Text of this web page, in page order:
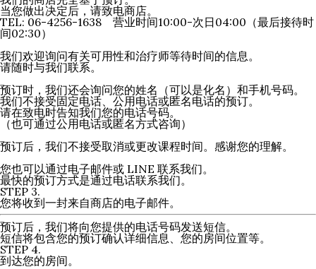
当您做出决定后，请致电商店。
TEL: 06-4256-1638 营业时间10:00-次日04:00（最后接待时
间02:30）
我们欢迎询问有关可用性和治疗师等待时间的信息。
请随时与我们联系。
预订时，我们还会询问您的姓名（可以是化名）和手机号码。
我们不接受固定电话、公用电话或匿名电话的预订。
请在致电时告知我们您的电话号码。
（也可通过公用电话或匿名方式咨询）
预订后，我们不接受取消或更改课程时间。感谢您的理解。
您也可以通过电子邮件或 LINE 联系我们。
最快的预订方式是通过电话联系我们。
STEP 3.
您将收到一封来自商店的电子邮件。
预订后，我们将向您提供的电话号码发送短信。
短信将包含您的预订确认详细信息、您的房间位置等。
STEP 4.
到达您的房间。